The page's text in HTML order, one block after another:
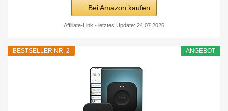
Bei Amazon kaufen
Affiliate-Link - letztes Update: 24.07.2026
ANGEBOT
BESTSELLER NR. 2